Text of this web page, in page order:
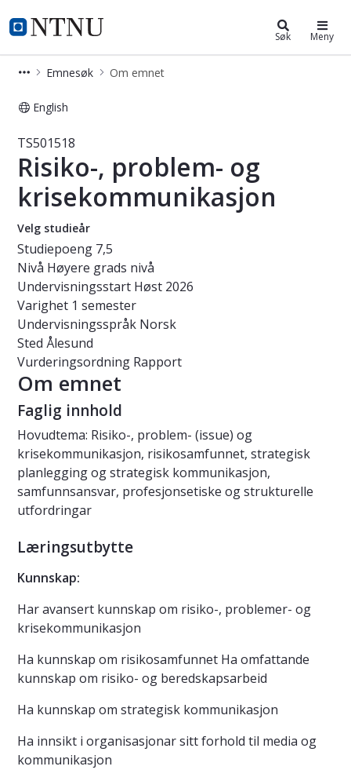
NTNU Hjemmeside
Studier Søk Meny
Emnesøk Om emnet
English
Emne - Risiko-, problem- og
TS501518
Risiko-, problem- og
krisekommunikasjon
Velg studieår
Studiepoeng 7,5
Nivå Høyere grads nivå
Undervisningsstart Høst 2026
Varighet 1 semester
Undervisningsspråk Norsk
Sted Ålesund
Vurderingsordning Rapport
Om emnet
Faglig innhold
Hovudtema: Risiko-, problem- (issue) og
krisekommunikasjon, risikosamfunnet, strategisk
planlegging og strategisk kommunikasjon,
samfunnsansvar, profesjonsetiske og strukturelle
utfordringar
Læringsutbytte
Kunnskap:
Har avansert kunnskap om risiko-, problemer- og
krisekommunikasjon
Ha kunnskap om risikosamfunnet Ha omfattande
kunnskap om risiko- og beredskapsarbeid
Ha kunnskap om strategisk kommunikasjon
Ha innsikt i organisasjonar sitt forhold til media og
kommunikasjon